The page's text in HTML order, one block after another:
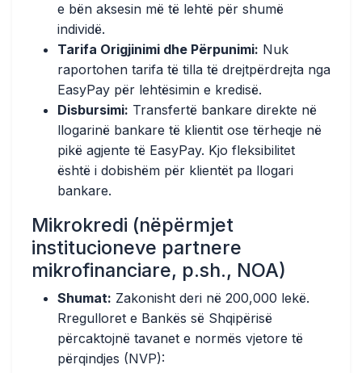
e bën aksesin më të lehtë për shumë
individë.
Tarifa Origjinimi dhe Përpunimi: Nuk
raportohen tarifa të tilla të drejtpërdrejta nga
EasyPay për lehtësimin e kredisë.
Disbursimi: Transfertë bankare direkte në
llogarinë bankare të klientit ose tërheqje në
pikë agjente të EasyPay. Kjo fleksibilitet
është i dobishëm për klientët pa llogari
bankare.
Mikrokredi (nëpërmjet
institucioneve partnere
mikrofinanciare, p.sh., NOA)
Shumat: Zakonisht deri në 200,000 lekë.
Rregulloret e Bankës së Shqipërisë
përcaktojnë tavanet e normës vjetore të
përqindjes (NVP):